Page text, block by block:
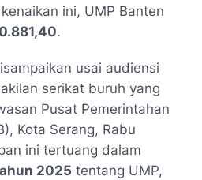
ini, UMP Banten
.
usai audiensi
serikat buruh yang
Pusat Pemerintahan
Kota Serang, Rabu
ini tertuang dalam
2025 tentang UMP,